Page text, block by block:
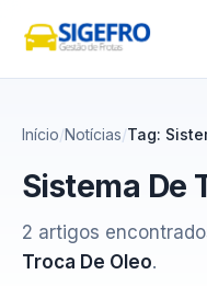
Início Notícias Tag:
Sistema De
2 artigos
Troca De Oleo.